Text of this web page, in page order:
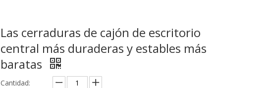
Las cerraduras de cajón de escritorio
central más duraderas y estables más
baratas
Cantidad: